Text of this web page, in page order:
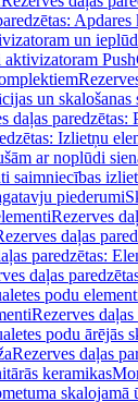
un
un skalošanas
daļas paredzētas:
Izlietņu
ar noplūdi
saimniecības
piederumi
Rezerves
daļas
paredzētas:
daļas
podu
Rezerves
podu ārējās
Rezerves daļas
keramikas
skalojamā